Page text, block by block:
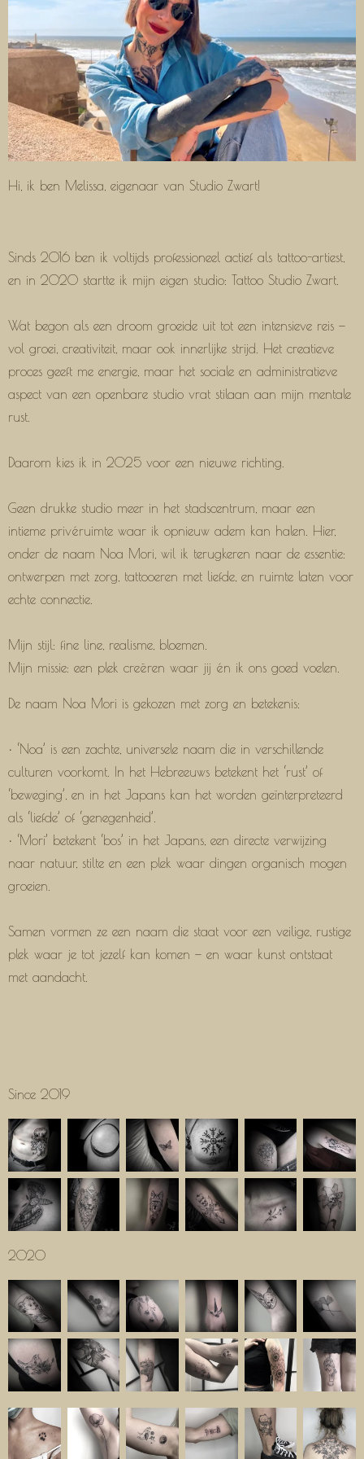
a
r
a
Hi, ik ben Melissa, eigenaar van Studio Zwart!
Sinds 2016 ben ik voltijds professioneel actief als tattoo-artiest,
en in 2020 startte ik mijn eigen studio: Tattoo Studio Zwart.
Wat begon als een droom groeide uit tot een intensieve reis —
vol groei, creativiteit, maar ook innerlijke strijd. Het creatieve
proces geeft me energie, maar het sociale en administratieve
aspect van een openbare studio vrat stilaan aan mijn mentale
rust.
Daarom kies ik in 2025 voor een nieuwe richting.
Geen drukke studio meer in het stadscentrum, maar een
intieme privéruimte waar ik opnieuw adem kan halen. Hier,
onder de naam Noa Mori, wil ik terugkeren naar de essentie:
ontwerpen met zorg, tattooeren met liefde, en ruimte laten voor
echte connectie.
Mijn stijl: fine line, realisme, bloemen.
Mijn missie: een plek creëren waar jij én ik ons goed voelen.
De naam Noa Mori is gekozen met zorg en betekenis:
• ‘Noa’ is een zachte, universele naam die in verschillende
culturen voorkomt. In het Hebreeuws betekent het ‘rust’ of
‘beweging’, en in het Japans kan het worden geïnterpreteerd
als ‘liefde’ of ‘genegenheid’.
• ‘Mori’ betekent ‘bos’ in het Japans, een directe verwijzing
naar natuur, stilte en een plek waar dingen organisch mogen
groeien.
Samen vormen ze een naam die staat voor een veilige, rustige
plek waar je tot jezelf kan komen — en waar kunst ontstaat
met aandacht.
Since 2019
2020